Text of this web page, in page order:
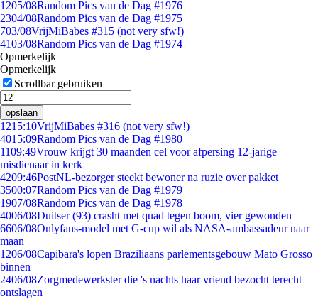
1205/08Random Pics van de Dag #1976
2304/08Random Pics van de Dag #1975
703/08VrijMiBabes #315 (not very sfw!)
4103/08Random Pics van de Dag #1974
Opmerkelijk
Opmerkelijk
Scrollbar gebruiken
opslaan
1215:10VrijMiBabes #316 (not very sfw!)
4015:09Random Pics van de Dag #1980
1109:49Vrouw krijgt 30 maanden cel voor afpersing 12-jarige
misdienaar in kerk
4209:46PostNL-bezorger steekt bewoner na ruzie over pakket
3500:07Random Pics van de Dag #1979
1907/08Random Pics van de Dag #1978
4006/08Duitser (93) crasht met quad tegen boom, vier gewonden
6606/08Onlyfans-model met G-cup wil als NASA-ambassadeur naar
maan
1206/08Capibara's lopen Braziliaans parlementsgebouw Mato Grosso
binnen
2406/08Zorgmedewerkster die 's nachts haar vriend bezocht terecht
ontslagen